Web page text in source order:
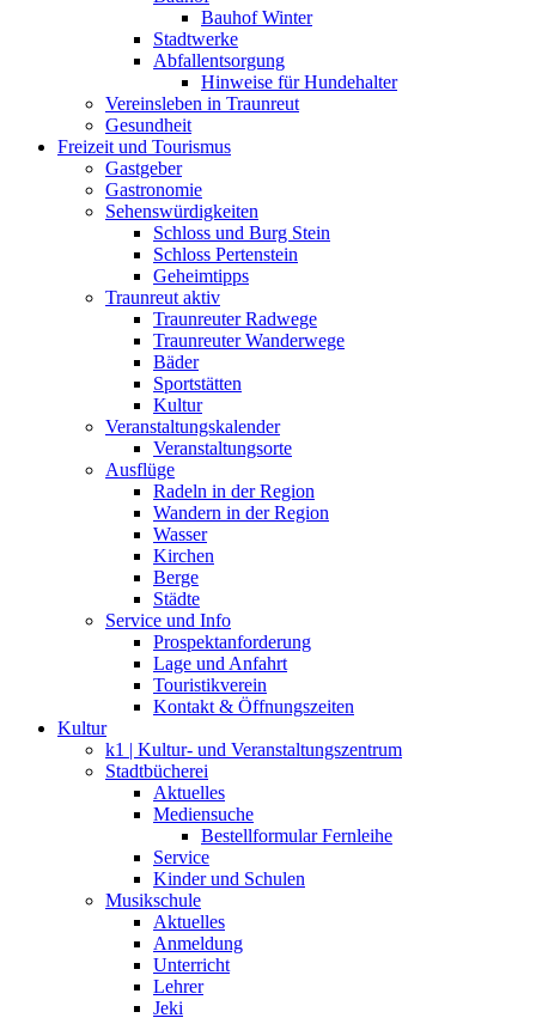
Bauhof Winter
Stadtwerke
Abfallentsorgung
Hinweise für Hundehalter
Vereinsleben in Traunreut
Gesundheit
Freizeit und Tourismus
Gastgeber
Gastronomie
Sehenswürdigkeiten
Schloss und Burg Stein
Schloss Pertenstein
Geheimtipps
Traunreut aktiv
Traunreuter Radwege
Traunreuter Wanderwege
Bäder
Sportstätten
Kultur
Veranstaltungskalender
Veranstaltungsorte
Ausflüge
Radeln in der Region
Wandern in der Region
Wasser
Kirchen
Berge
Städte
Service und Info
Prospektanforderung
Lage und Anfahrt
Touristikverein
Kontakt & Öffnungszeiten
Kultur
k1 | Kultur- und Veranstaltungszentrum
Stadtbücherei
Aktuelles
Mediensuche
Bestellformular Fernleihe
Service
Kinder und Schulen
Musikschule
Aktuelles
Anmeldung
Unterricht
Lehrer
Jeki